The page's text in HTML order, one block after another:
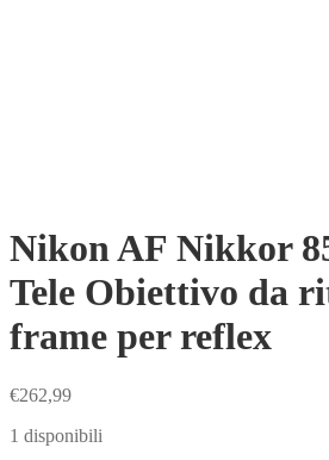
Nikon AF Nikkor
Tele Obiettivo da
frame per reflex
€262,99
1 disponibili